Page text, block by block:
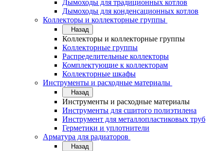
Дымоходы для традиционных котлов
Дымоходы для конденсационных котлов
Коллекторы и коллекторные группы
Назад
Коллекторы и коллекторные группы
Коллекторные группы
Распределительные коллекторы
Комплектующие к коллекторам
Коллекторные шкафы
Инструменты и расходные материалы
Назад
Инструменты и расходные материалы
Инструменты для сшитого полиэтилена
Инструмент для металлопластиковых труб
Герметики и уплотнители
Арматура для радиаторов
Назад